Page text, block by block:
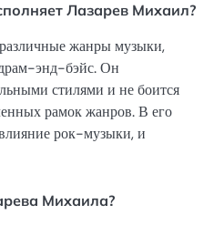
Лазарев Михаил?
жанры музыки,
энд-бэйс. Он
стилями и не боится
рамок жанров. В его
рок-музыки, и
Михаила?